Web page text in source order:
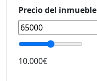
Precio del inmueble
10.000€